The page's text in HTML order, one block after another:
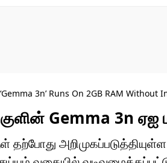
3n’ Runs On 2GB RAM Without
Gemma 3n ஏஐ
தற்போது